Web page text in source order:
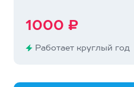
1000 ₽
Работает круглый год